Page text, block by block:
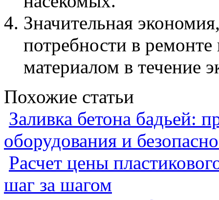
Значительная
потребности в
материалом в течение
Похожие статьи
Заливка бетона бадьей:
оборудования и
Расчет цены
шаг за шагом